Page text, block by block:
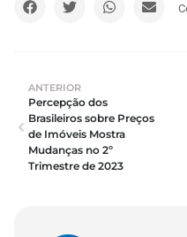
ANTERIOR
Percepção dos
Brasileiros sobre Preços
de Imóveis Mostra
Mudanças no 2º
Trimestre de 2023